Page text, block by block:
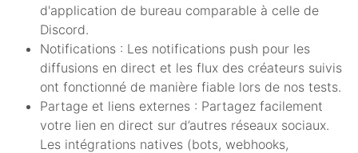
d'application de bureau comparable à celle de
Discord.
Notifications : Les notifications push pour les
diffusions en direct et les flux des créateurs suivis
ont fonctionné de manière fiable lors de nos tests.
Partage et liens externes : Partagez facilement
votre lien en direct sur d’autres réseaux sociaux.
Les intégrations natives (bots, webhooks,